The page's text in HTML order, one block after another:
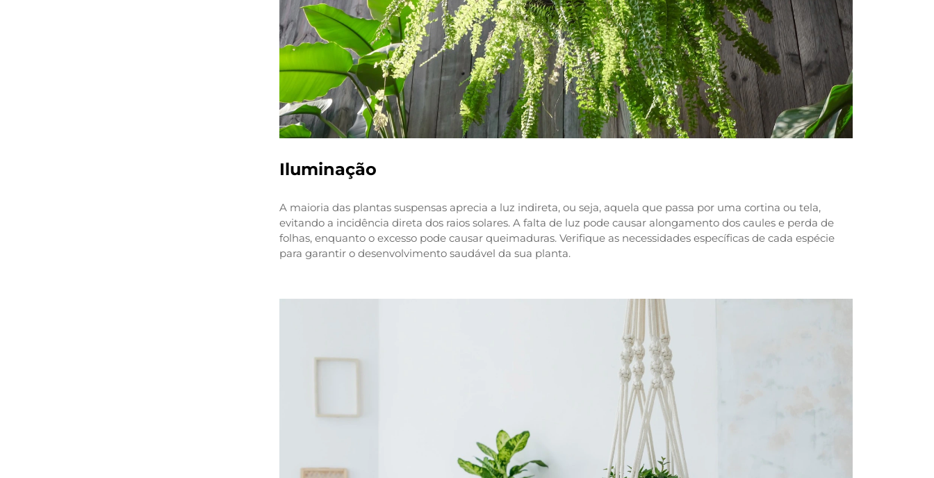
Iluminação
A maioria das plantas suspensas aprecia a luz indireta, ou seja, aquela que passa por uma cortina ou tela,
evitando a incidência direta dos raios solares. A falta de luz pode causar alongamento dos caules e perda de
folhas, enquanto o excesso pode causar queimaduras. Verifique as necessidades específicas de cada espécie
para garantir o desenvolvimento saudável da sua planta.